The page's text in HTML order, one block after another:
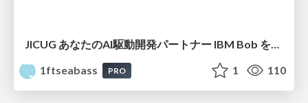
1ftseabass
PRO 1 110